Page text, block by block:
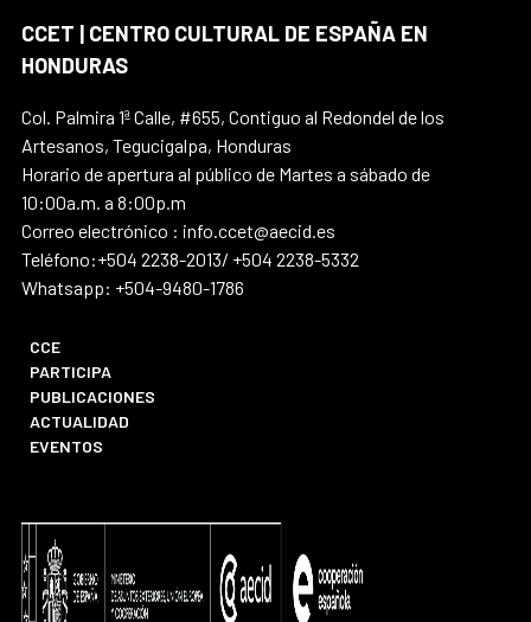
CCET | CENTRO CULTURAL DE ESPAÑA EN
HONDURAS
Col. Palmira 1ª Calle, #655, Contiguo al Redondel de los
Artesanos, Tegucigalpa, Honduras
Horario de apertura al público de Martes a sábado de
10:00a.m. a 8:00p.m
Correo electrónico : info.ccet@aecid.es
Teléfono:+504 2238-2013/ +504 2238-5332
Whatsapp: +504-9480-1786
CCE
PARTICIPA
PUBLICACIONES
ACTUALIDAD
EVENTOS